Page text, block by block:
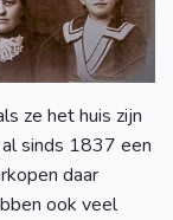
ze het huis zijn
sinds 1837 een
daar
ook veel